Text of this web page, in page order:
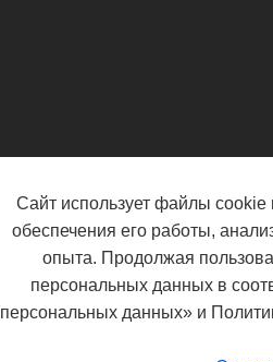
Сайт использует файлы cookie
обеспечения его работы,
опыта. Продолжая
персональных данных в
персональных данных» и